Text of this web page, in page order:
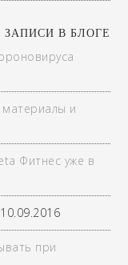
В БЛОГЕ
и
Фитнес уже в
10.09.2016
при